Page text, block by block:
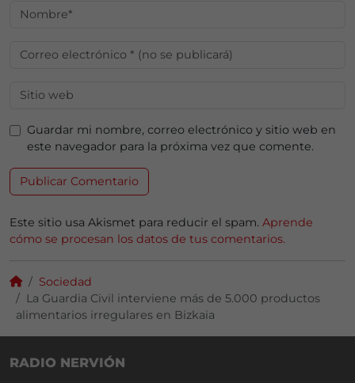
Guardar mi nombre, correo electrónico y sitio web en
este navegador para la próxima vez que comente.
Este sitio usa Akismet para reducir el spam. Aprende
cómo se procesan los datos de tus comentarios.
Sociedad
La Guardia Civil interviene más de 5.000 productos
alimentarios irregulares en Bizkaia
RADIO NERVIÓN